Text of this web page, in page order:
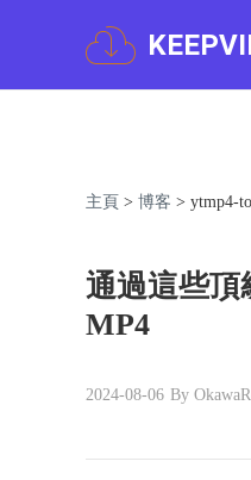
主頁 > 博客 > ytmp4-
通過這些頂
MP4
2024-08-06 By